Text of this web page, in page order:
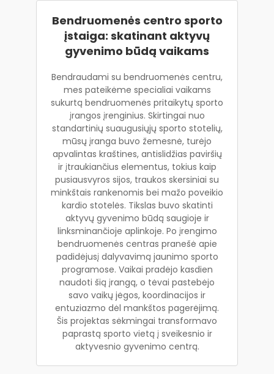
Bendruomenės centro sporto
įstaiga: skatinant aktyvų
gyvenimo būdą vaikams
Bendraudami su bendruomenės centru,
mes pateikėme specialiai vaikams
sukurtą bendruomenės pritaikytų sporto
įrangos įrenginius. Skirtingai nuo
standartinių suaugusiųjų sporto stotelių,
mūsų įranga buvo žemesnė, turėjo
apvalintas kraštines, antislidžias paviršių
ir įtraukiančius elementus, tokius kaip
pusiausvyros sijos, traukos skersiniai su
minkštais rankenomis bei mažo poveikio
kardio stotelės. Tikslas buvo skatinti
aktyvų gyvenimo būdą saugioje ir
linksminančioje aplinkoje. Po įrengimo
bendruomenės centras pranešė apie
padidėjusį dalyvavimą jaunimo sporto
programose. Vaikai pradėjo kasdien
naudoti šią įrangą, o tėvai pastebėjo
savo vaikų jėgos, koordinacijos ir
entuziazmo dėl mankštos pagerėjimą.
Šis projektas sėkmingai transformavo
paprastą sporto vietą į sveikesnio ir
aktyvesnio gyvenimo centrą.